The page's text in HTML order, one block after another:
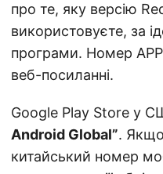
про те, яку версію
використовуєте, за
програми. Номер
веб-посиланні.
Google Play Store у
Android Global”.
китайський номер